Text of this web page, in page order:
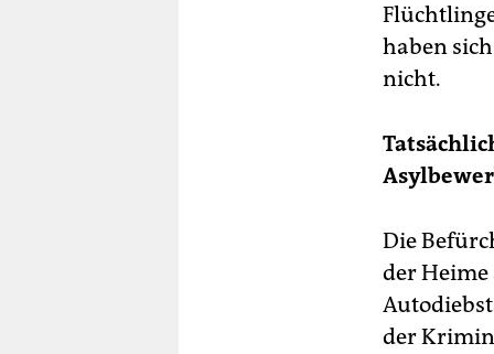
haben
nicht.
Die
der
der